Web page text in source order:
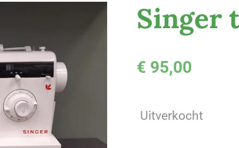
Singer
€ 95,00
Uitverkocht